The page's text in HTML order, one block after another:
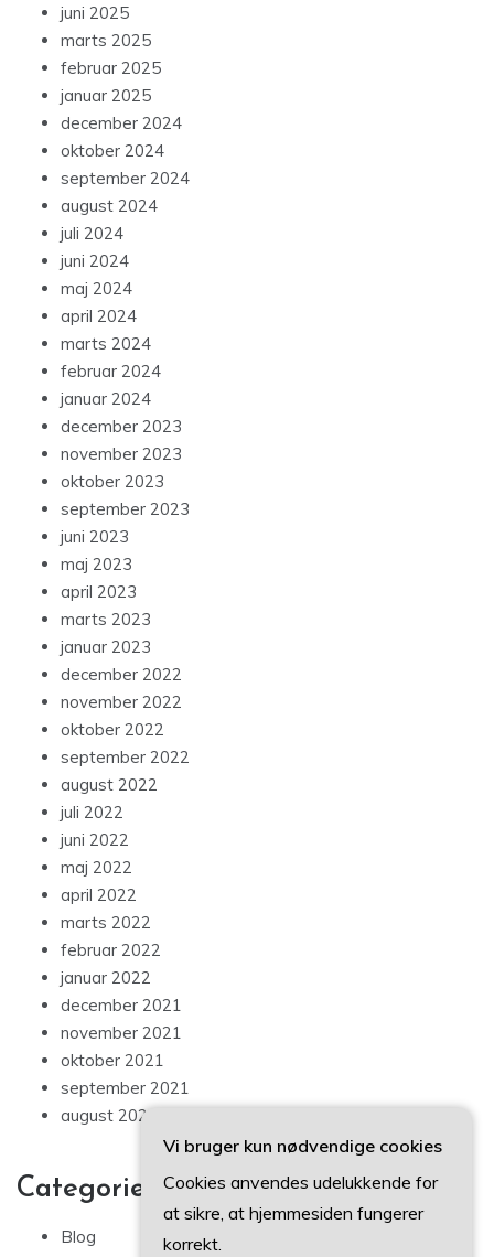
juni 2025
marts 2025
februar 2025
januar 2025
december 2024
oktober 2024
september 2024
august 2024
juli 2024
juni 2024
maj 2024
april 2024
marts 2024
februar 2024
januar 2024
december 2023
november 2023
oktober 2023
september 2023
juni 2023
maj 2023
april 2023
marts 2023
januar 2023
december 2022
november 2022
oktober 2022
september 2022
august 2022
juli 2022
juni 2022
maj 2022
april 2022
marts 2022
februar 2022
januar 2022
december 2021
november 2021
oktober 2021
september 2021
august 2021
Categories
Blog
Vi bruger kun nødvendige cookies
Cookies anvendes udelukkende for
at sikre, at hjemmesiden fungerer
korrekt.